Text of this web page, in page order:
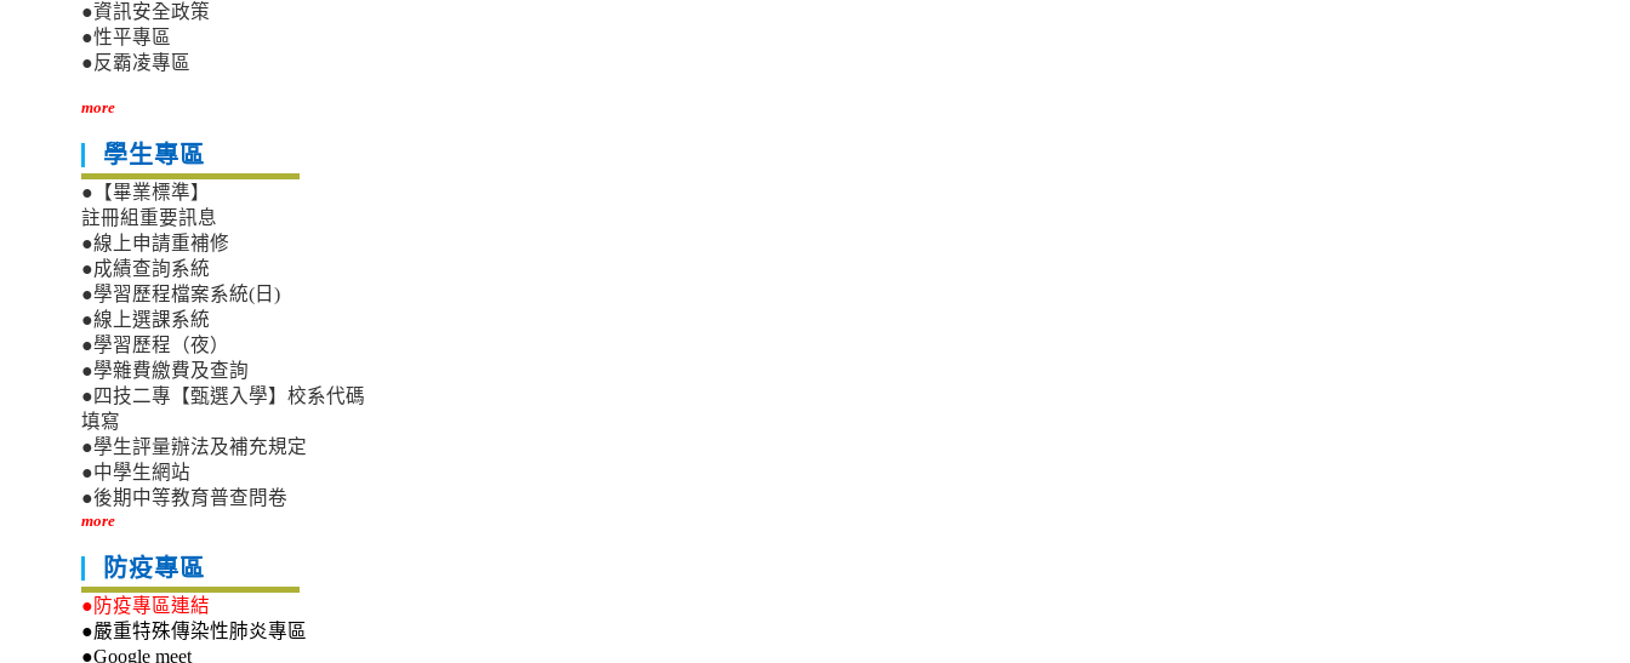
●資訊安全政策
●性平專區
●反霸凌專區
more
學生專區
●【畢業標準】
註冊組重要訊息
●線上申請重補修
●成績查詢系統
●學習歷程檔案系統(日)
●線上選課系統
●學習歷程（夜）
●學雜費繳費及查詢
●四技二專【甄選入學】校系代碼
填寫
●學生評量辦法及補充規定
●中學生網站
●後期中等教育普查問卷
more
防疫專區
●防疫專區連結
●嚴重特殊傳染性肺炎專區
●Google meet